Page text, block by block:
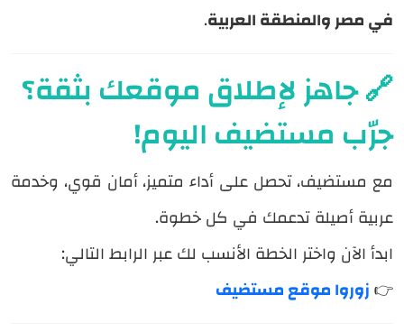
في مصر والمنطقة العربية.
🔗 جاهز لإطلاق موقعك بثقة؟
جرّب مستضيف اليوم!
مع مستضيف، تحصل على أداء متميز، أمان قوي، وخدمة
عربية أصيلة تدعمك في كل خطوة.
ابدأ الآن واختر الخطة الأنسب لك عبر الرابط التالي:
👉زوروا موقع مستضيف